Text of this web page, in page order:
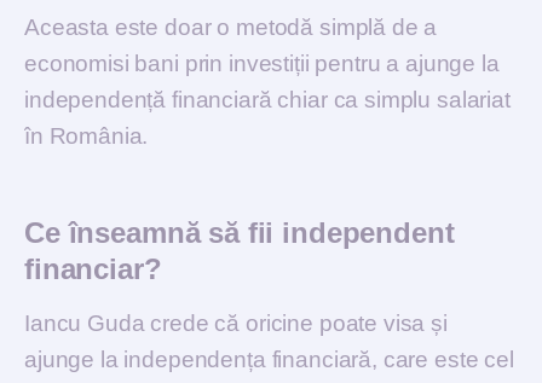
Aceasta este doar o metodă simplă de a
economisi bani prin investiții pentru a ajunge la
independență financiară chiar ca simplu salariat
în România.
Ce înseamnă să fii independent
financiar?
Iancu Guda crede că oricine poate visa și
ajunge la independența financiară, care este cel